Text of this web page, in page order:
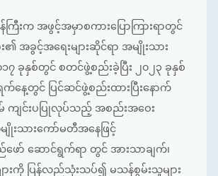
ကြီးက အဖွင့်အမှာစကားပြောကြားရာတွင်
၏ အခွင့်အရေးများဆိုင်ရာ အမျိုးသား
ခုနှစ်တွင် စတင်ဖွဲ့စည်းခဲ့ပြီး ၂၀၂၃ ခုနှစ်
ေ့တွင် ပြင်ဆင်ဖွဲ့စည်းထားပြီးနောက်
ကျင်းပပြုလုပ်သည့် အစည်းအဝေး
မျိုးသားကော်မတီအနေဖြင့်
ာ် ဆောင်ရွက်ရာ တွင် အားသာချက်၊
ားကို ပြန်လည်သုံးသပ်၍ မသန်စွမ်းသူများ